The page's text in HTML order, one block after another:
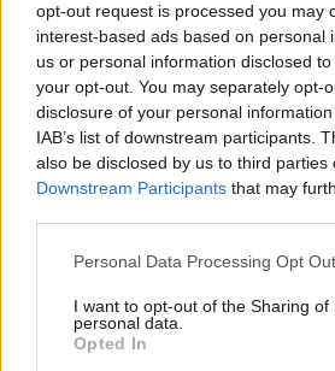
opt-out request is processed you may
interest-based ads based on personal
us or personal information disclosed
your opt-out. You may separately opt-
disclosure of your personal
IAB’s list of downstream participants.
also be disclosed by us to third parties
Downstream Participants that may
Please note that this website/app uses
not limited to your visit or usage
grant or deny consent to Google and
use your data for below specified
Personal Data Processing Opt
I want to opt-out of the Sharing of
personal data.
Opted In
Découvrez les 11 principes clés des
Juliette Bernard · 6 Août 2026
LA FINANCE